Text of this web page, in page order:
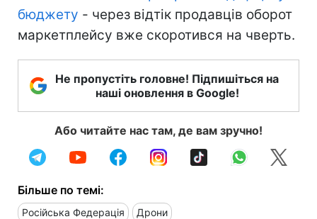
бюджету - через відтік продавців оборот
маркетплейсу вже скоротився на чверть.
Не пропустіть головне! Підпишіться на
наші оновлення в Google!
Або читайте нас там, де вам зручно!
Більше по темі:
Російська Федерація Дрони